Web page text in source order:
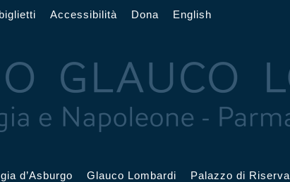
Accessibilità Dona English
d’Asburgo Glauco Lombardi Palazzo di Riserva